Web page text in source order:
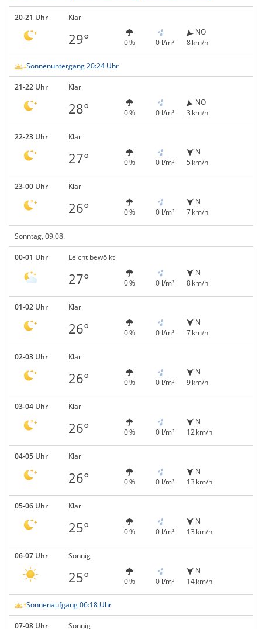
20-21 Uhr Klar
29° 0 % 0 l/m²
NO
8 km/h
Sonnenuntergang 20:24 Uhr
21-22 Uhr Klar
28° 0 % 0 l/m²
NO
3 km/h
22-23 Uhr Klar
27° 0 % 0 l/m²
N
5 km/h
23-00 Uhr Klar
26° 0 % 0 l/m²
N
7 km/h
Sonntag, 09.08.
00-01 Uhr Leicht bewölkt
27° 0 % 0 l/m²
N
8 km/h
01-02 Uhr Klar
26° 0 % 0 l/m²
N
7 km/h
02-03 Uhr Klar
26° 0 % 0 l/m²
N
9 km/h
03-04 Uhr Klar
26° 0 % 0 l/m²
N
12 km/h
04-05 Uhr Klar
26° 0 % 0 l/m²
N
13 km/h
05-06 Uhr Klar
25° 0 % 0 l/m²
N
13 km/h
06-07 Uhr Sonnig
25° 0 % 0 l/m²
N
14 km/h
Sonnenaufgang 06:18 Uhr
07-08 Uhr Sonnig